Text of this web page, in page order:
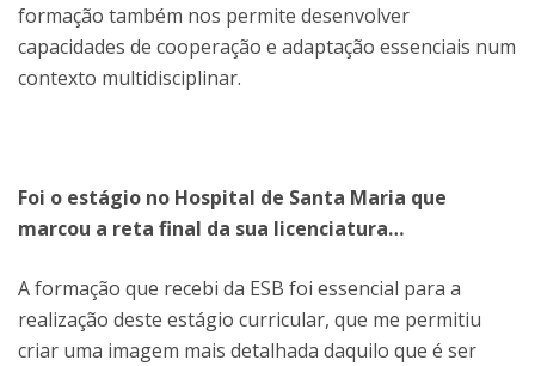
formação também nos permite desenvolver
capacidades de cooperação e adaptação essenciais num
contexto multidisciplinar.
Foi o estágio no Hospital de Santa Maria que
marcou a reta final da sua licenciatura…
A formação que recebi da ESB foi essencial para a
realização deste estágio curricular, que me permitiu
criar uma imagem mais detalhada daquilo que é ser